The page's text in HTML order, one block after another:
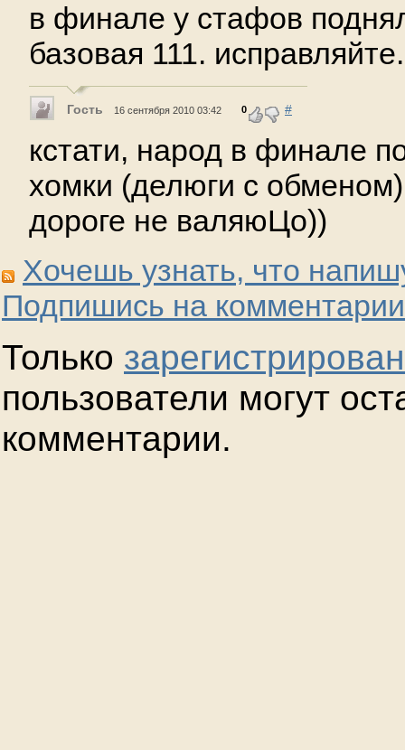
в финале у стафов
базовая 111. исправляйте.
Гость 16 сентября 2010 03:42 0 #
кстати, народ в финале
хомки (делюги с
дороге не валяюЦо))
Хочешь узнать, что
Подпишись на
Только
пользователи могут
комментарии.